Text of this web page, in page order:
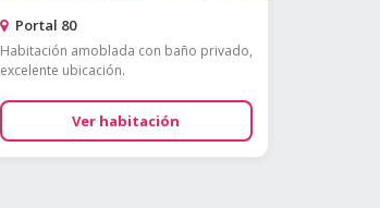
Portal 80
Habitación amoblada con baño privado,
excelente ubicación.
Ver habitación